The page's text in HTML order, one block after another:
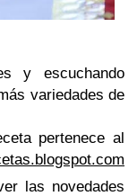
y escuchando
variedades de
pertenece al
las novedades